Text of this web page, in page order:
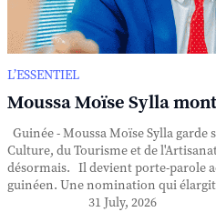
L’ESSENTIEL
Moussa Moïse Sylla
Guinée - Moussa Moïse Sylla
Culture, du Tourisme et de
désormais. Il devient porte-parole
guinéen. Une nomination qui
31 July, 2026